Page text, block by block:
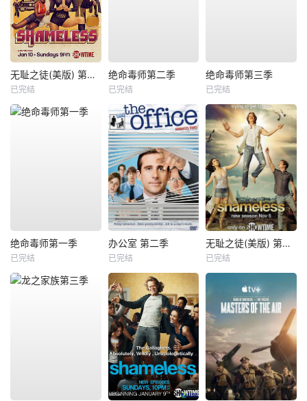
无耻之徒(美版) 第六季
已完结
绝命毒师第二季
已完结
绝命毒师第三季
已完结
绝命毒师第一季
已完结
办公室 第二季
已完结
无耻之徒(美版) 第八季
已完结